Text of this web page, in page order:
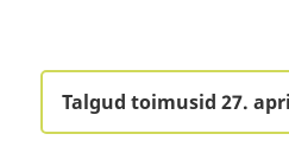
Talgud toimusid 27.